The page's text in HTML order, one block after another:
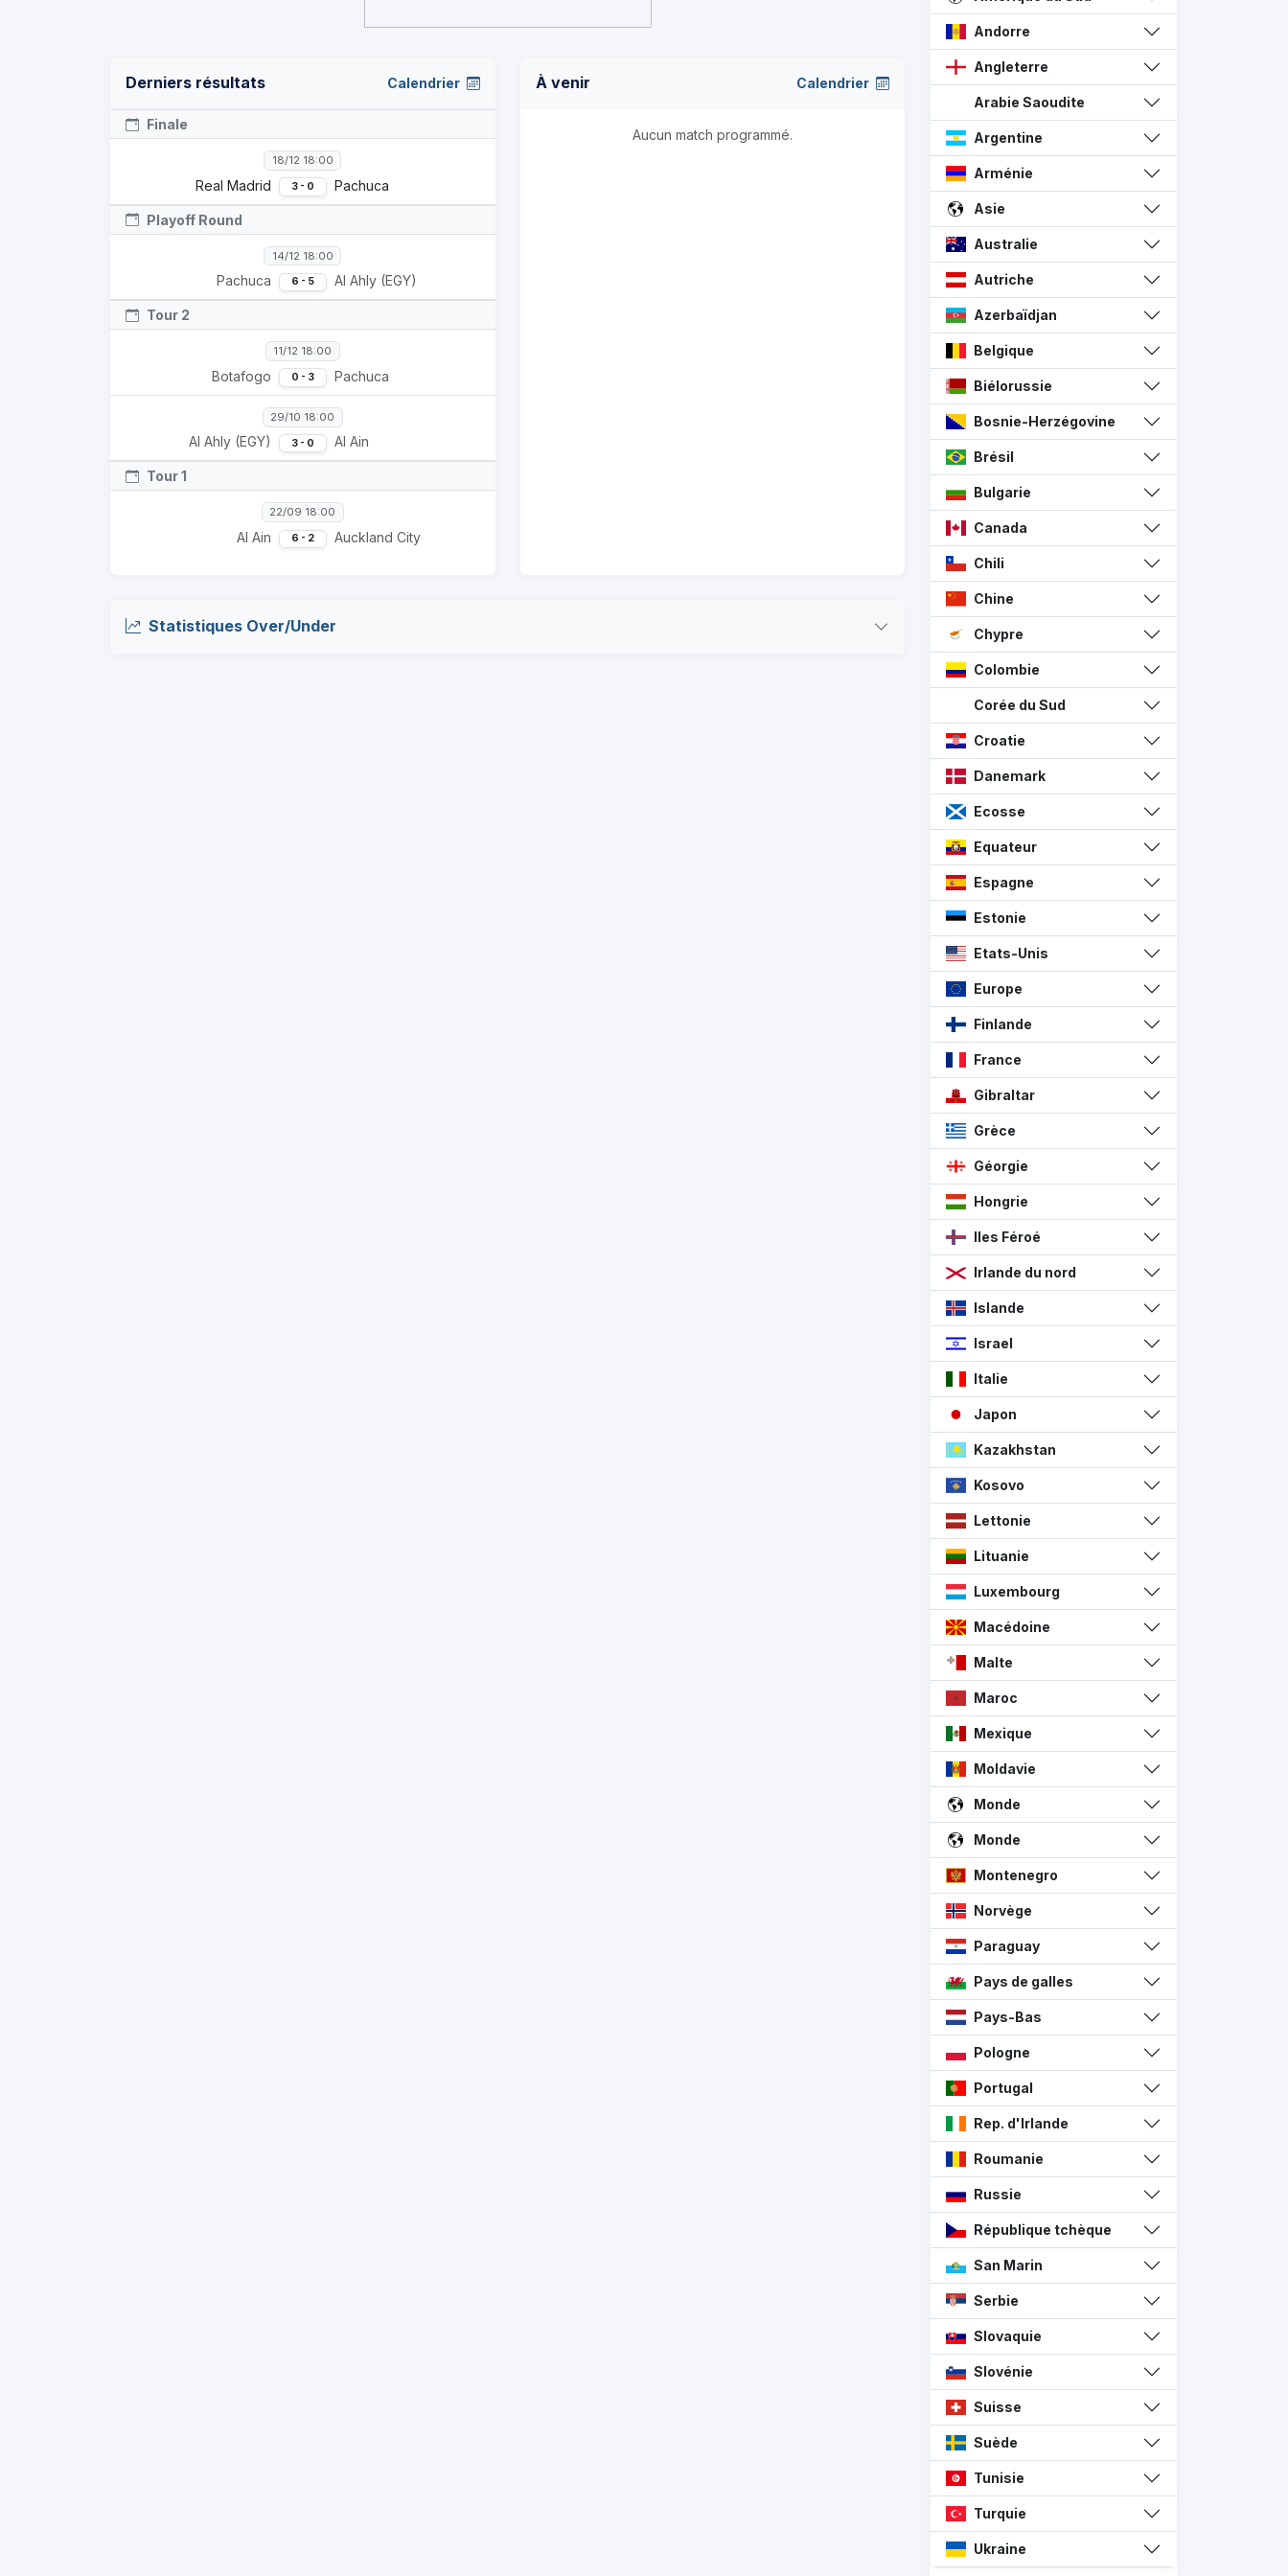
Derniers résultats Calendrier
Finale
18/12 18:00
Real Madrid 3 - 0 Pachuca
Playoff Round
14/12 18:00
Pachuca 6 - 5 Al Ahly (EGY)
Tour 2
11/12 18:00
Botafogo 0 - 3 Pachuca
29/10 18:00
Al Ahly (EGY) 3 - 0 Al Ain
Tour 1
22/09 18:00
Al Ain 6 - 2 Auckland City
À venir Calendrier
Aucun match programmé.
Statistiques Over/Under
Andorre
Angleterre
Arabie Saoudite
Argentine
Arménie
Asie
Australie
Autriche
Azerbaïdjan
Belgique
Biélorussie
Bosnie-Herzégovine
Brésil
Bulgarie
Canada
Chili
Chine
Chypre
Colombie
Corée du Sud
Croatie
Danemark
Ecosse
Equateur
Espagne
Estonie
Etats-Unis
Europe
Finlande
France
Gibraltar
Grèce
Géorgie
Hongrie
Iles Féroé
Irlande du nord
Islande
Israel
Italie
Japon
Kazakhstan
Kosovo
Lettonie
Lituanie
Luxembourg
Macédoine
Malte
Maroc
Mexique
Moldavie
Monde
Monde
Montenegro
Norvège
Paraguay
Pays de galles
Pays-Bas
Pologne
Portugal
Rep. d'Irlande
Roumanie
Russie
République tchèque
San Marin
Serbie
Slovaquie
Slovénie
Suisse
Suède
Tunisie
Turquie
Ukraine